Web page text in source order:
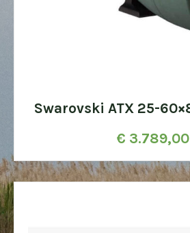
Swarovski ATX 25-
€ 3.789,00